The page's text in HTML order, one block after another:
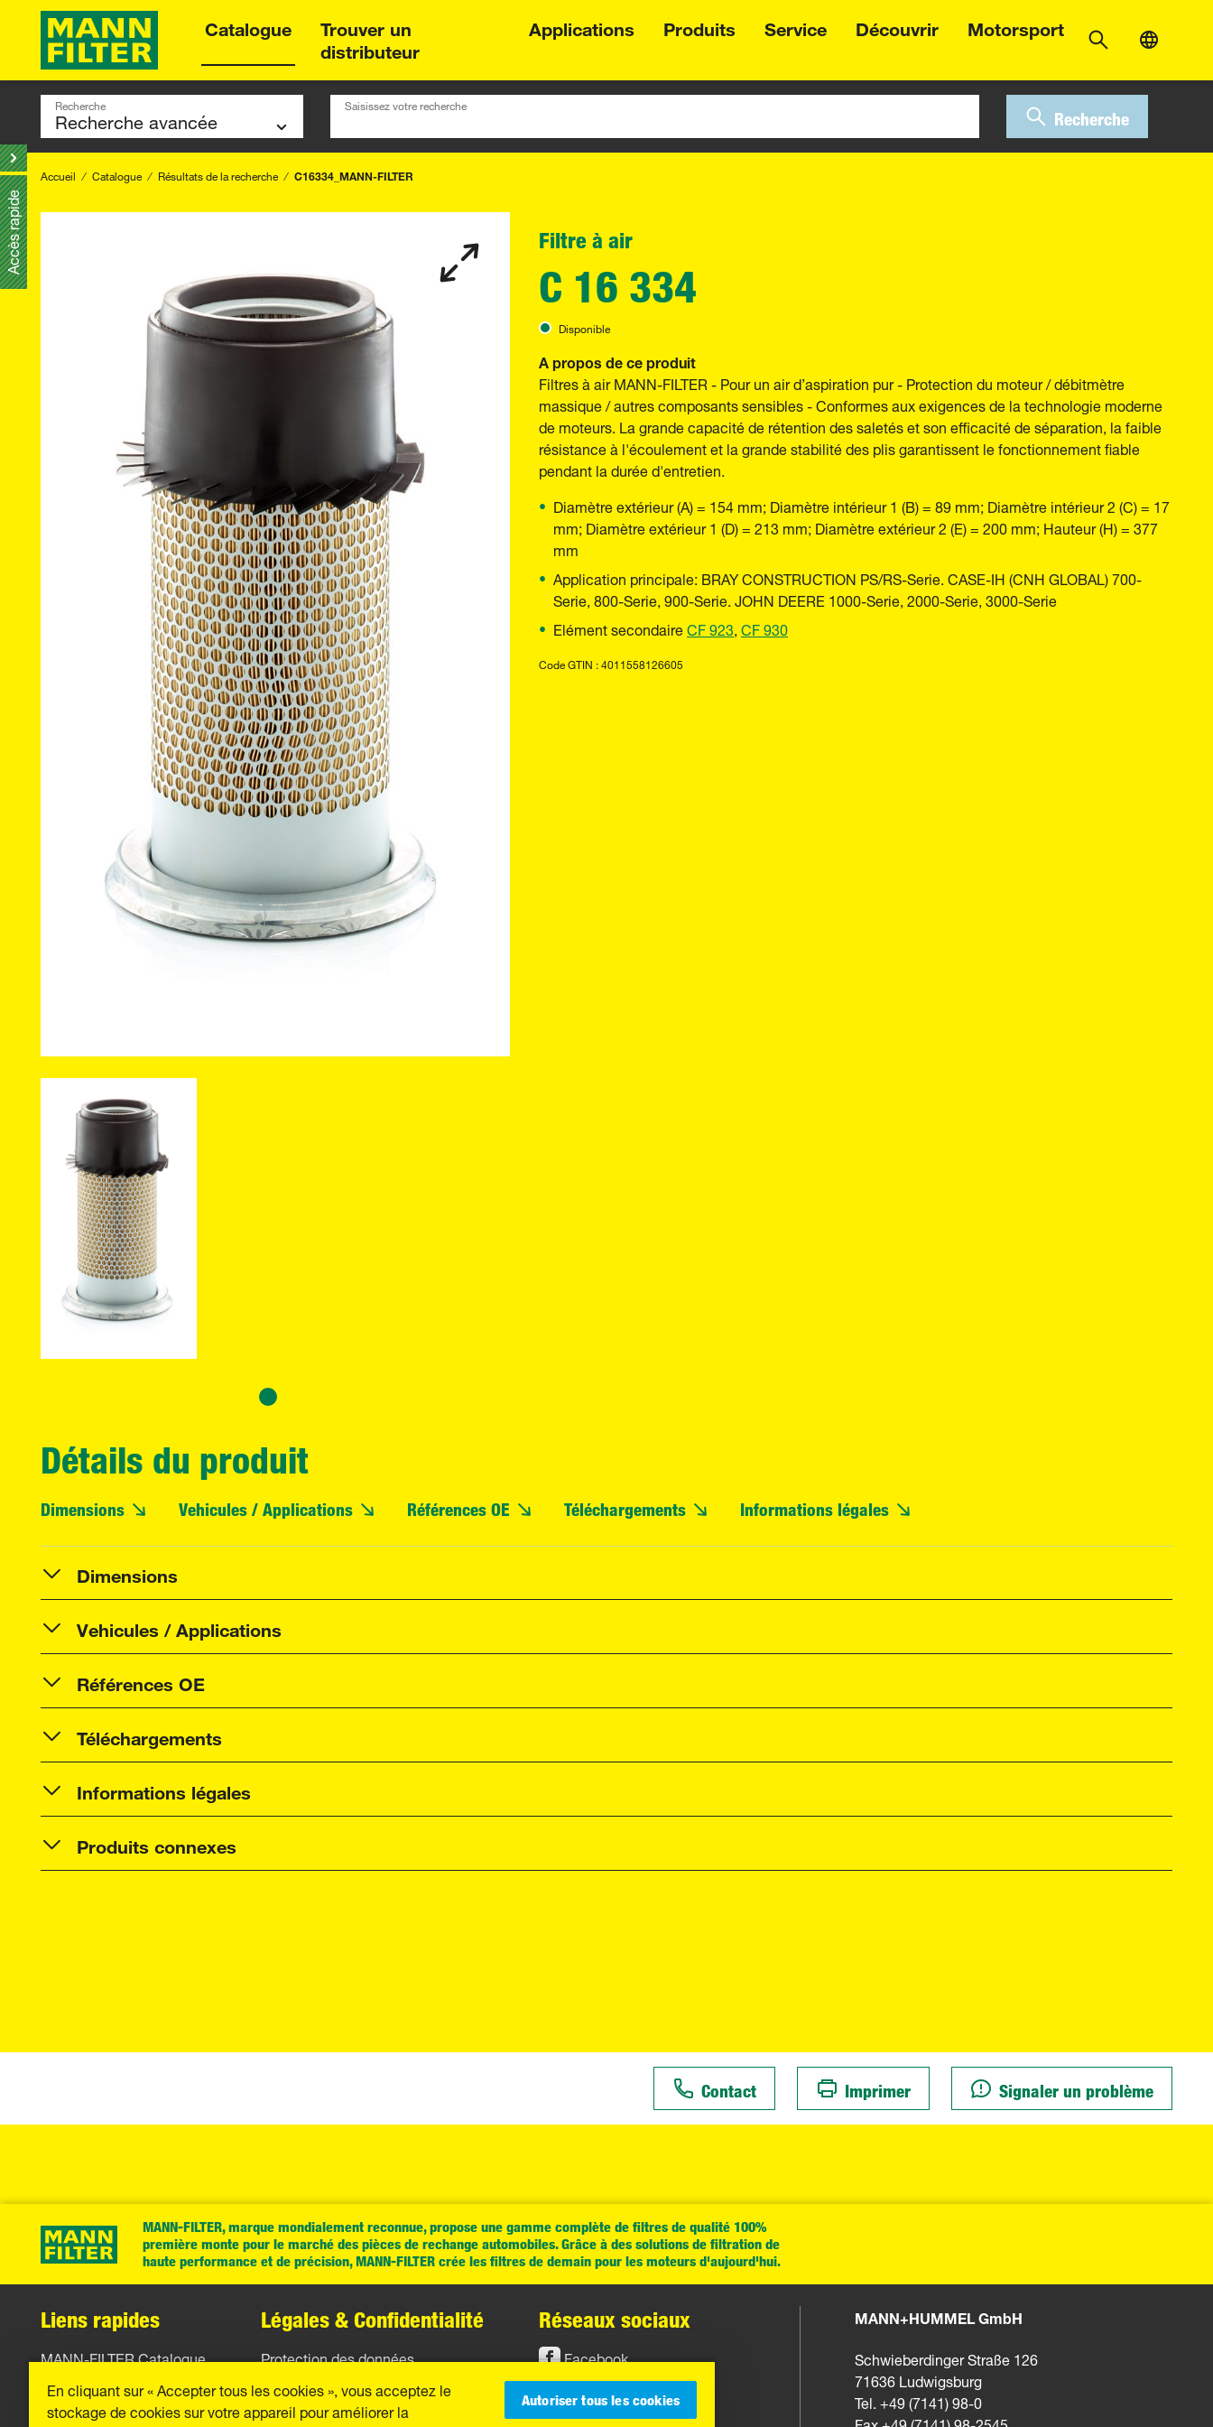
Catalogue Trouver un
distributeur
Applications Produits Service Découvrir Motorsport
Recherche Saisissez votre recherche
Recherche
Accueil Catalogue Résultats de la recherche C16334_MANN-FILTER
Filtre à air
C 16 334
Disponible
A propos de ce produit
Filtres à air MANN-FILTER - Pour un air d’aspiration pur - Protection du moteur / débitmètre
massique / autres composants sensibles - Conformes aux exigences de la technologie moderne
de moteurs. La grande capacité de rétention des saletés et son efficacité de séparation, la faible
résistance à l'écoulement et la grande stabilité des plis garantissent le fonctionnement fiable
pendant la durée d'entretien.
Diamètre extérieur (A) = 154 mm; Diamètre intérieur 1 (B) = 89 mm; Diamètre intérieur 2 (C) = 17
mm; Diamètre extérieur 1 (D) = 213 mm; Diamètre extérieur 2 (E) = 200 mm; Hauteur (H) = 377
mm
Application principale: BRAY CONSTRUCTION PS/RS-Serie. CASE-IH (CNH GLOBAL) 700-
Serie, 800-Serie, 900-Serie. JOHN DEERE 1000-Serie, 2000-Serie, 3000-Serie
Elément secondaireCF 923,CF 930
Code GTIN : 4011558126605
Détails du produit
Dimensions Vehicules / Applications Références OE Téléchargements Informations légales
Dimensions
Vehicules / Applications
Références OE
Téléchargements
Informations légales
Produits connexes
Contact Imprimer Signaler un problème
MANN-FILTER, marque mondialement reconnue, propose une gamme complète de filtres de qualité 100%
première monte pour le marché des pièces de rechange automobiles. Grâce à des solutions de filtration de
haute performance et de précision, MANN-FILTER crée les filtres de demain pour les moteurs d'aujourd'hui.
Liens rapides
MANN-FILTER Catalogue
Trouver un distributeur
Légales & Confidentialité
Protection des données
Mentions légales
Réseaux sociaux
Facebook
Instagram
MANN+HUMMEL GmbH
Schwieberdinger Straße 126
71636 Ludwigsburg
Tel. +49 (7141) 98-0
En cliquant sur « Accepter tous les cookies », vous acceptez le
stockage de cookies sur votre appareil pour améliorer la
Autoriser tous les cookies